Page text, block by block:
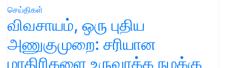
செய்திகள்
விவசாயம், ஒரு புதிய
அணுகுமுறை: சரியான
மாதிரிகளை உருவாக்க நமக்கு